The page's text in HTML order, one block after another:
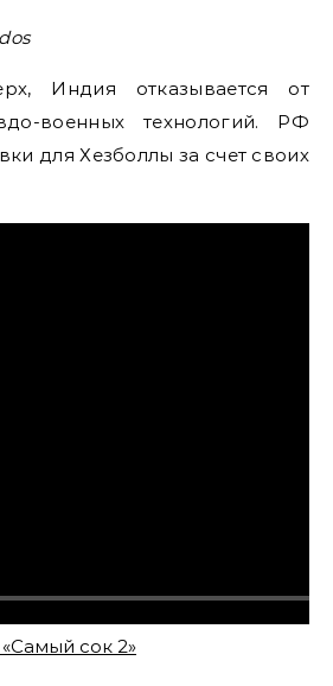
Индия отказывается от
военных технологий. РФ
для Хезболлы за счет своих
сок 2»